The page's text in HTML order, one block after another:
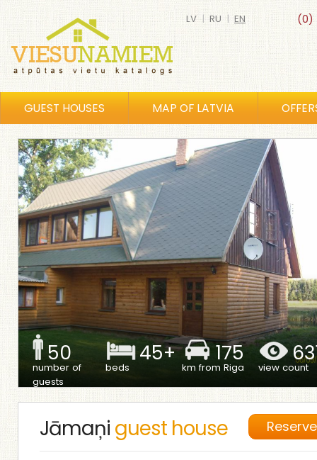
(0)
LV | RU | EN
GUEST HOUSES MAP OF LATVIA
50
number of
guests
45+
beds
175
km from Riga view count
Jāmaņi guest house Reserve